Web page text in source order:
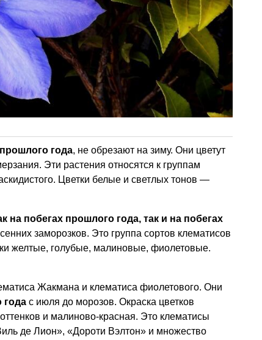
года, не обрезают на зиму. Они цветут
Эти растения относятся к группам
Цветки белые и светлых тонов —
побегах прошлого года, так и на побегах
заморозков. Это группа сортов клематисов
желтые, голубые, малиновые, фиолетовые.
Жакмана и клематиса фиолетового. Они
года с июля до морозов. Окраска цветков
и малиново-красная. Это клематисы
де Лион», «Дороти Вэлтон» и множество